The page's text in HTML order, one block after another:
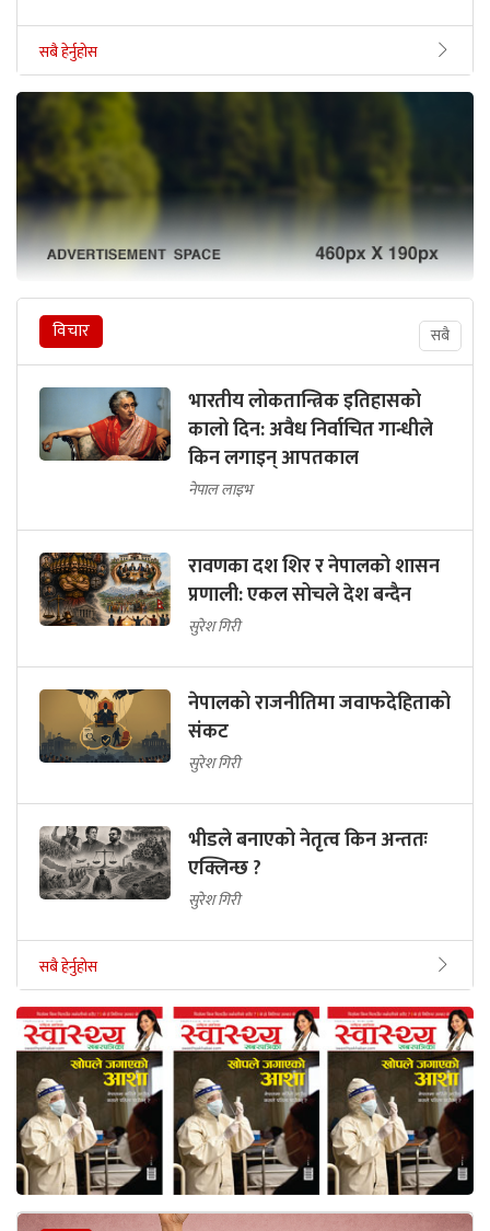
सबै हेर्नुहोस
विचार सबै
भारतीय लोकतान्त्रिक इतिहासको
कालो दिन: अवैध निर्वाचित गान्धीले
किन लगाइन् आपतकाल
नेपाल लाइभ
रावणका दश शिर र नेपालको शासन
प्रणाली: एकल सोचले देश बन्दैन
सुरेश गिरी
नेपालको राजनीतिमा जवाफदेहिताको
संकट
सुरेश गिरी
भीडले बनाएको नेतृत्व किन अन्ततः
एक्लिन्छ ?
सुरेश गिरी
सबै हेर्नुहोस